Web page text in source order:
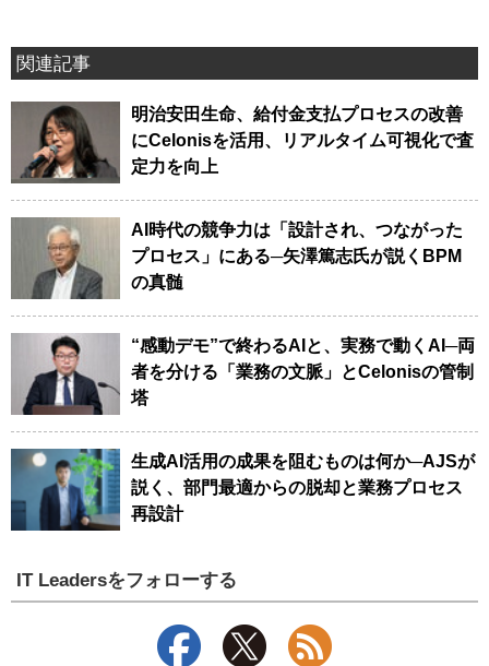
関連記事
明治安田生命、給付金支払プロセスの改善
にCelonisを活用、リアルタイム可視化で査
定力を向上
AI時代の競争力は「設計され、つながった
プロセス」にある─矢澤篤志氏が説くBPM
の真髄
“感動デモ”で終わるAIと、実務で動くAI─両
者を分ける「業務の文脈」とCelonisの管制
塔
生成AI活用の成果を阻むものは何か─AJSが
説く、部門最適からの脱却と業務プロセス
再設計
IT Leadersをフォローする